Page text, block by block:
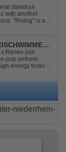
standout
with another
"Rising" is a
...
Renee join
pop anthem
energy festival
a fresh, modern